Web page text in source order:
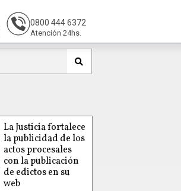
0800 444 6372
Atención 24hs.
La Justicia fortalece
la publicidad de los
actos procesales
con la publicación
de edictos en su
web